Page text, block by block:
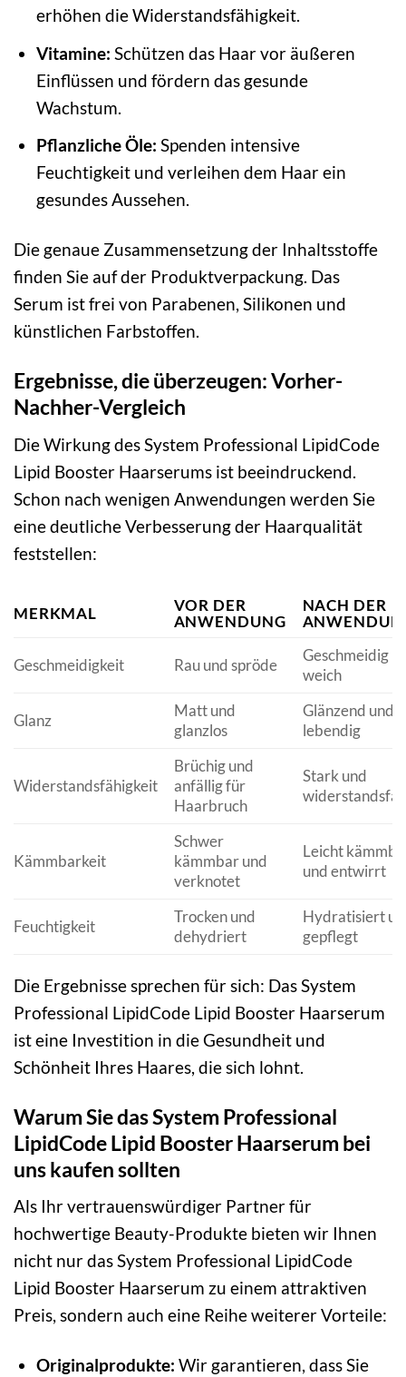
erhöhen die Widerstandsfähigkeit.
Vitamine: Schützen das Haar vor äußeren
Einflüssen und fördern das gesunde
Wachstum.
Pflanzliche Öle: Spenden intensive
Feuchtigkeit und verleihen dem Haar ein
gesundes Aussehen.
Die genaue Zusammensetzung der Inhaltsstoffe
finden Sie auf der Produktverpackung. Das
Serum ist frei von Parabenen, Silikonen und
künstlichen Farbstoffen.
Ergebnisse, die überzeugen: Vorher-
Nachher-Vergleich
Die Wirkung des System Professional LipidCode
Lipid Booster Haarserums ist beeindruckend.
Schon nach wenigen Anwendungen werden Sie
eine deutliche Verbesserung der Haarqualität
feststellen:
MERKMAL
VOR DER
ANWENDUNG
NACH DER
Geschmeidigkeit Rau und spröde
Geschmeidig
weich
Glanz
Matt und
glanzlos
Glänzend und
lebendig
Widerstandsfähigkeit
Brüchig und
anfällig für
Haarbruch
Stark und
Kämmbarkeit
Schwer
kämmbar und
verknotet
Leicht
und entwirrt
Feuchtigkeit
Trocken und
dehydriert
Hydratisiert
gepflegt
Die Ergebnisse sprechen für sich: Das System
Professional LipidCode Lipid Booster Haarserum
ist eine Investition in die Gesundheit und
Schönheit Ihres Haares, die sich lohnt.
Warum Sie das System Professional
LipidCode Lipid Booster Haarserum bei
uns kaufen sollten
Als Ihr vertrauenswürdiger Partner für
hochwertige Beauty-Produkte bieten wir Ihnen
nicht nur das System Professional LipidCode
Lipid Booster Haarserum zu einem attraktiven
Preis, sondern auch eine Reihe weiterer Vorteile:
Originalprodukte: Wir garantieren, dass Sie